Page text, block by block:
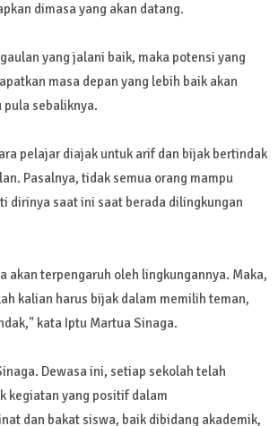
dimasa yang akan datang.
yang jalani baik, maka potensi yang
masa depan yang lebih baik akan
pula sebaliknya.
pelajar diajak untuk arif dan bijak bertindak
Pasalnya, tidak semua orang mampu
dirinya saat ini saat berada dilingkungan
akan terpengaruh oleh lingkungannya. Maka,
kalian harus bijak dalam memilih teman,
kata Iptu Martua Sinaga.
Dewasa ini, setiap sekolah telah
kegiatan yang positif dalam
dan bakat siswa, baik dibidang akademik,